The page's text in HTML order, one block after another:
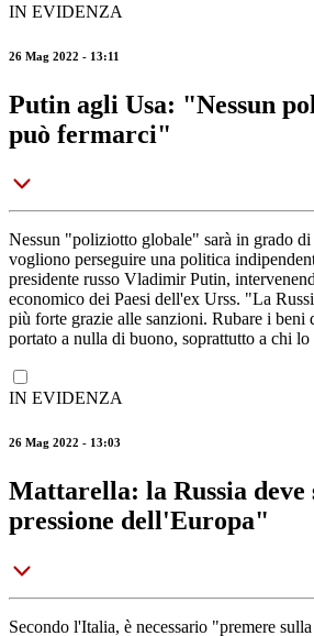
IN EVIDENZA
26 Mag 2022 - 13:11
Putin agli Usa: "Nessun
può fermarci"
Nessun "poliziotto globale" sarà in grado di
vogliono perseguire una politica
presidente russo Vladimir Putin,
economico dei Paesi dell'ex Urss. "La
più forte grazie alle sanzioni. Rubare i beni
portato a nulla di buono, soprattutto a chi
IN EVIDENZA
26 Mag 2022 - 13:03
Mattarella: la Russia
pressione dell'Europa"
Secondo l'Italia, è necessario "premere